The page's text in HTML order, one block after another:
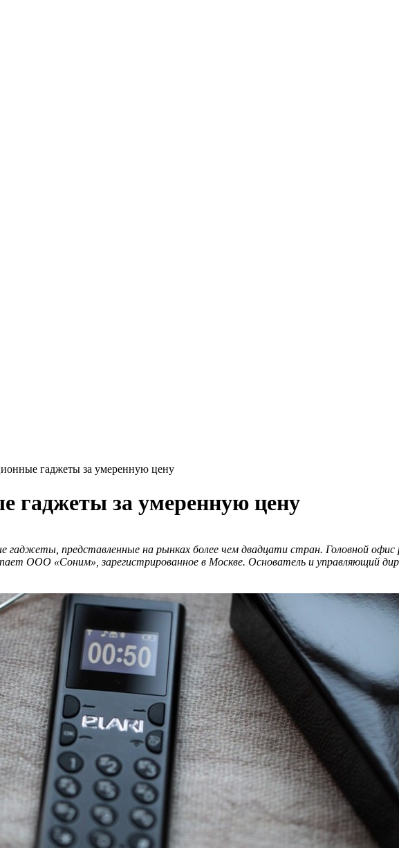
гаджеты за умеренную цену
гаджеты за умеренную цену
представленные на рынках более чем двадцати стран. Головной офис
ООО «Соним», зарегистрированное в Москве. Основатель и управляющий